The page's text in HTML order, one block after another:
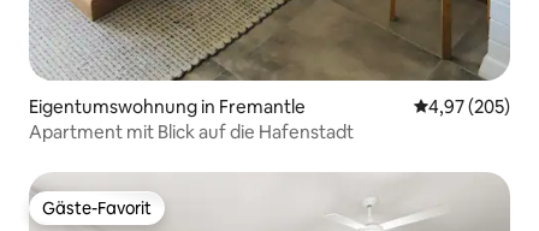
Eigentumswohnung in Fremantle
4,97 (205)
Apartment mit Blick auf die Hafenstadt
Gäste-Favorit
Gäste-Favorit